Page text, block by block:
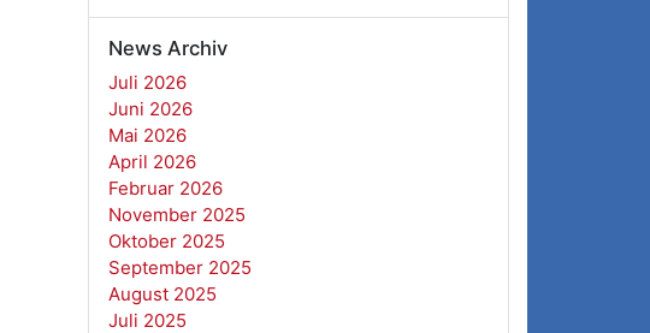
News Archiv
Juli 2026
Juni 2026
Mai 2026
April 2026
Februar 2026
November 2025
Oktober 2025
September 2025
August 2025
Juli 2025